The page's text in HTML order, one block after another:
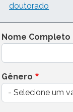
doutorado
Nome Completo
Gênero